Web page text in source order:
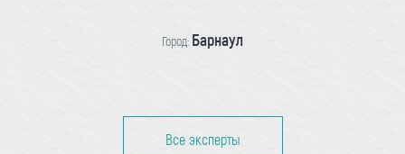
Город: Барнаул
Все эксперты